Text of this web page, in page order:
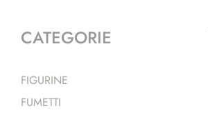
CATEGORIE
FIGURINE
FUMETTI